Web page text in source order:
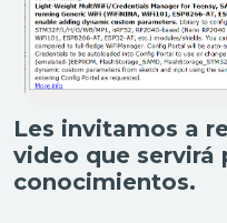
Les invitamos a
video que servirá
conocimientos.